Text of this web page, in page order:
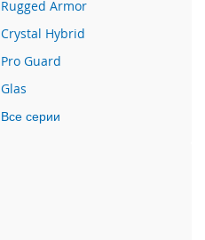
Rugged Armor
Crystal Hybrid
Pro Guard
Glas
Все серии